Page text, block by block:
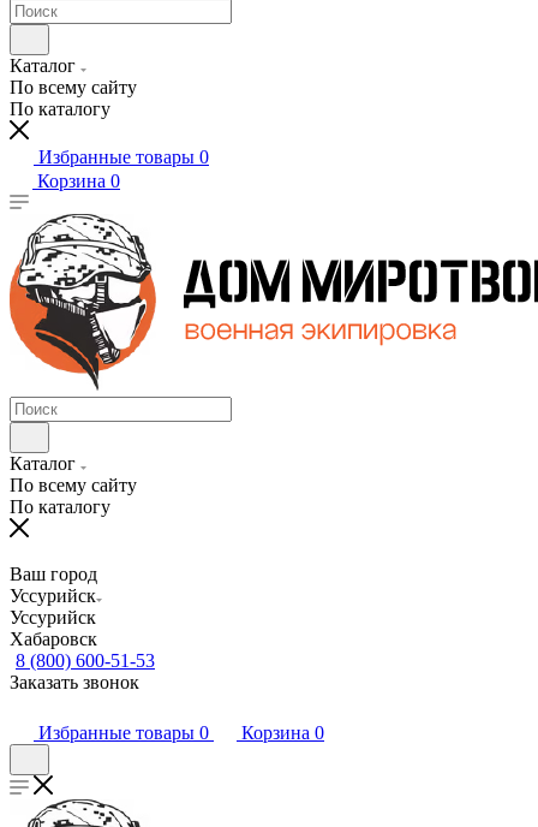
Каталог
По всему сайту
По каталогу
Избранные товары 0
Корзина 0
Каталог
По всему сайту
По каталогу
Ваш город
Уссурийск
Уссурийск
Хабаровск
8 (800) 600-51-53
Заказать звонок
Избранные товары 0 Корзина 0